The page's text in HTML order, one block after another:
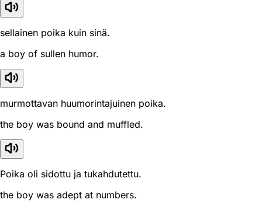
sellainen poika kuin sinä.
a boy of sullen humor.
murmottavan huumorintajuinen poika.
the boy was bound and muffled.
Poika oli sidottu ja tukahdutettu.
the boy was adept at numbers.